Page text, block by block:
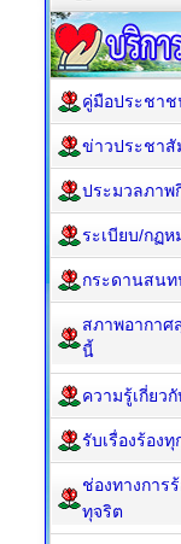
คู่มือประชา
ข่าวประชาสั
ประมวลภาพ
ระเบียบ/กฏห
กระดานสนท
สภาพอากา
นี้
ความรู้เกี่ยว
รับเรื่องร้องทุ
ช่องทางการ
ทุจริต